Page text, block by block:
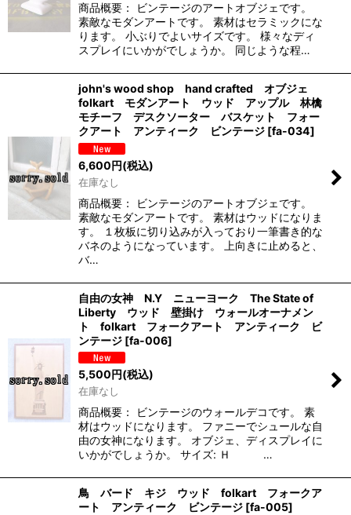
商品概要： ビンテージのアートオブジェです。
素敵なモダンアートです。 素材はセラミックにな
ります。 小ぶりでよいサイズです。 様々なディ
スプレイにいかがでしょうか。 同じような程…
john's wood shop hand crafted オブジェ
folkart モダンアート ウッド アップル 林檎
モチーフ デスクソーター バスケット フォー
クアート アンティーク ビンテージ [fa-034]
6,600円(税込)
在庫なし
商品概要： ビンテージのアートオブジェです。
素敵なモダンアートです。 素材はウッドになりま
す。 １枚板に切り込みが入っており一筆書き的な
バネのようになっています。 上向きに止めると、
バ…
自由の女神 N.Y ニューヨーク The State of
Liberty ウッド 壁掛け ウォールオーナメン
ト folkart フォークアート アンティーク ビ
ンテージ [fa-006]
5,500 円(税込)
在庫なし
商品概要： ビンテージのウォールデコです。 素
材はウッドになります。 ファニーでシュールな自
由の女神になります。 オブジェ、ディスプレイに
いかがでしょうか。 サイズ: Ｈ …
鳥 バード キジ ウッド folkart フォークア
ート アンティーク ビンテージ [fa-005]